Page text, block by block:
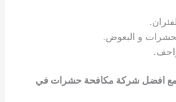
و البعوض.
افضل شركة مكافحة حشرات في